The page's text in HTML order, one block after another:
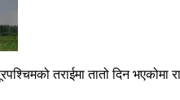
तराईमा तातो दिन भएकोमा